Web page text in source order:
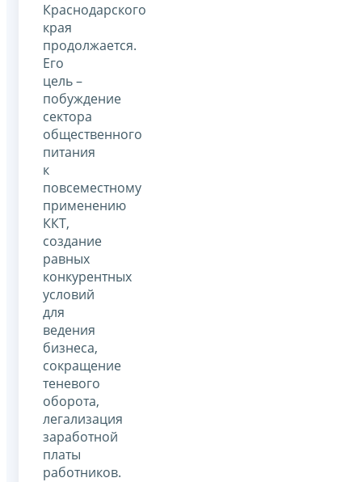
Краснодарского
края
продолжается.
Его
цель –
побуждение
сектора
общественного
питания
к
повсеместному
применению
ККТ,
создание
равных
конкурентных
условий
для
ведения
бизнеса,
сокращение
теневого
оборота,
легализация
заработной
платы
работников.